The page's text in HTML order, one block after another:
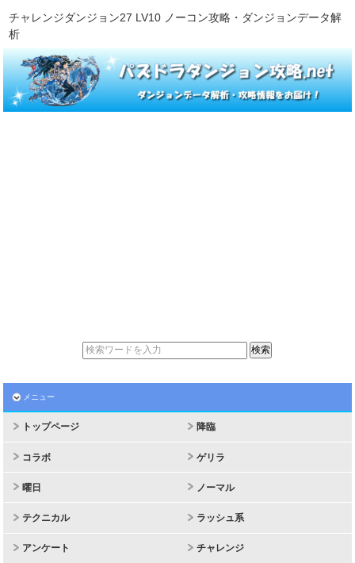
チャレンジダンジョン27 LV10 ノーコン攻略・ダンジョンデータ解
析
メニュー
トップページ 降臨
コラボ ゲリラ
曜日 ノーマル
テクニカル ラッシュ系
アンケート チャレンジ